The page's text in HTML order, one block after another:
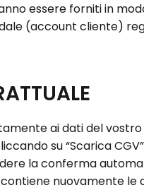
essere forniti in
(account cliente)
ai dati del
su “Scarica
la conferma
nuovamente le